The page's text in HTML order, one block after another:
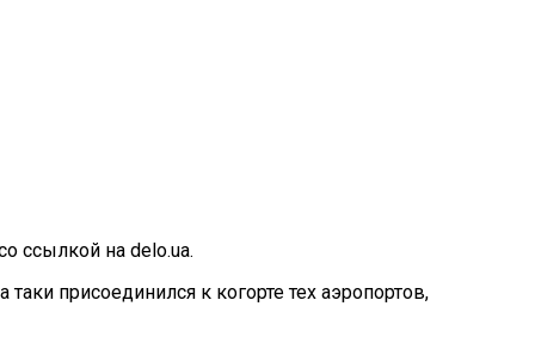
ссылкой на delo.ua.
присоединился к когорте тех аэропортов,